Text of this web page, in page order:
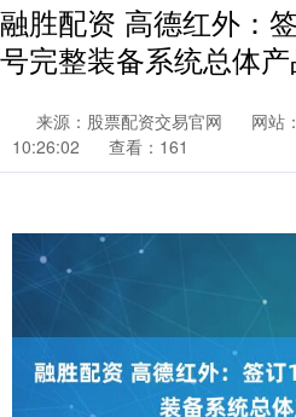
融胜配资 高德红外：
号完整装备系统总体
来源：股票配资交易官网 网站
10:26:02
查看：161